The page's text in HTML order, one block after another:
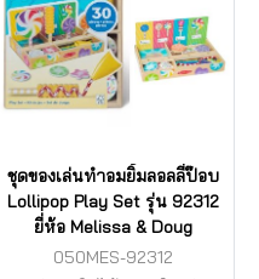
ชุดของเล่นทำอมยิ้มลอลลี่ป๊อบ
Lollipop Play Set รุ่น 92312
ยี่ห้อ Melissa & Doug
050MES-92312